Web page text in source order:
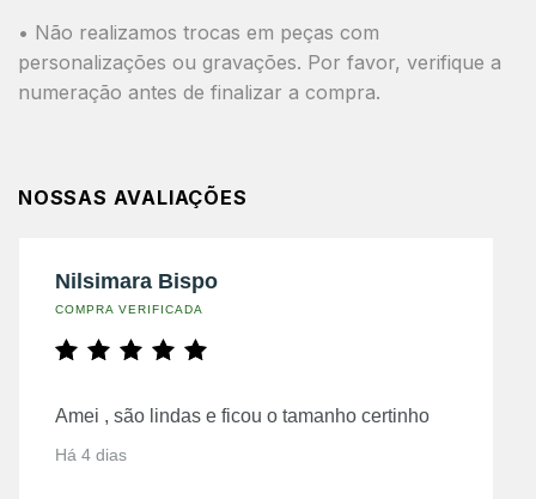
• Não realizamos trocas em peças com
personalizações ou gravações. Por favor, verifique a
numeração antes de finalizar a compra.
NOSSAS AVALIAÇÕES
Nilsimara Bispo
COMPRA VERIFICADA
Amei , são lindas e ficou o tamanho certinho
Há 4 dias